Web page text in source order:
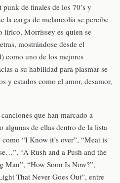
de finales de los 70’s y
la carga de melancolía se percibe
lírico, Morrissey es quien se
mostrándose desde el
como uno de los mejores
a su habilidad para plasmar se
y estados como el amor, desamor,
que han marcado a
algunas de ellas dentro de la lista
“I Know it’s over”, “Meat is
“A Rush and a Push and the
Man”, “How Soon Is Now?”,
That Never Goes Out”, entre